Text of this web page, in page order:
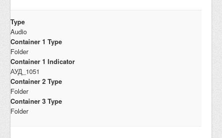
Type
Audio
Container 1 Type
Folder
Container 1 Indicator
АУД_1051
Container 2 Type
Folder
Container 3 Type
Folder